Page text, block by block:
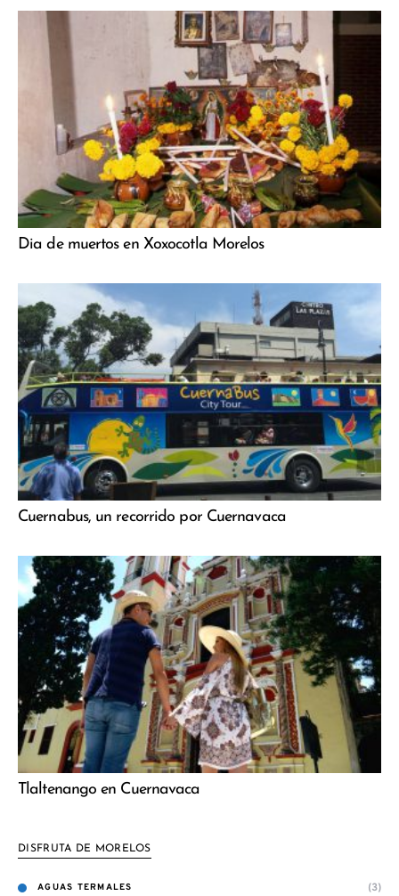
Dia de muertos en Xoxocotla Morelos
Cuernabus, un recorrido por Cuernavaca
Tlaltenango en Cuernavaca
DISFRUTA DE MORELOS
AGUAS TERMALES (3)